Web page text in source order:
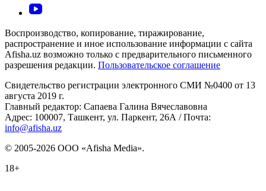
Воспроизводство, копирование, тиражирование,
распространение и иное использование информации с сайта
Afisha.uz возможно только с предварительного письменного
разрешения редакции. Пользовательское соглашение
Свидетельство регистрации электронного СМИ №0400 от 13
августа 2019 г.
Главный редактор: Сапаева Галина Вячеславовна
Адрес: 100007, Ташкент, ул. Паркент, 26А / Почта:
info@afisha.uz
© 2005-2026 ООО «Afisha Media».
18+